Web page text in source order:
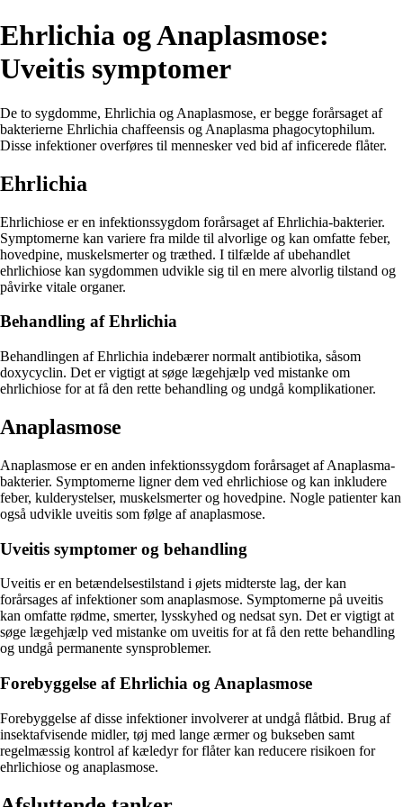
Ehrlichia og Anaplasmose:
Uveitis symptomer
De to sygdomme, Ehrlichia og Anaplasmose, er begge forårsaget af
bakterierne Ehrlichia chaffeensis og Anaplasma phagocytophilum.
Disse infektioner overføres til mennesker ved bid af inficerede flåter.
Ehrlichia
Ehrlichiose er en infektionssygdom forårsaget af Ehrlichia-bakterier.
Symptomerne kan variere fra milde til alvorlige og kan omfatte feber,
hovedpine, muskelsmerter og træthed. I tilfælde af ubehandlet
ehrlichiose kan sygdommen udvikle sig til en mere alvorlig tilstand og
påvirke vitale organer.
Behandling af Ehrlichia
Behandlingen af Ehrlichia indebærer normalt antibiotika, såsom
doxycyclin. Det er vigtigt at søge lægehjælp ved mistanke om
ehrlichiose for at få den rette behandling og undgå komplikationer.
Anaplasmose
Anaplasmose er en anden infektionssygdom forårsaget af Anaplasma-
bakterier. Symptomerne ligner dem ved ehrlichiose og kan inkludere
feber, kulderystelser, muskelsmerter og hovedpine. Nogle patienter kan
også udvikle uveitis som følge af anaplasmose.
Uveitis symptomer og behandling
Uveitis er en betændelsestilstand i øjets midterste lag, der kan
forårsages af infektioner som anaplasmose. Symptomerne på uveitis
kan omfatte rødme, smerter, lysskyhed og nedsat syn. Det er vigtigt at
søge lægehjælp ved mistanke om uveitis for at få den rette behandling
og undgå permanente synsproblemer.
Forebyggelse af Ehrlichia og Anaplasmose
Forebyggelse af disse infektioner involverer at undgå flåtbid. Brug af
insektafvisende midler, tøj med lange ærmer og bukseben samt
regelmæssig kontrol af kæledyr for flåter kan reducere risikoen for
ehrlichiose og anaplasmose.